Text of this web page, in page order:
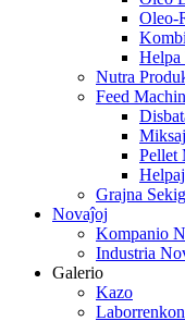
Oleo-
Helpa
Nutra
Feed
Pellet
Grajna
Novaĵoj
Kompanio
Industria
Galerio
Kazo